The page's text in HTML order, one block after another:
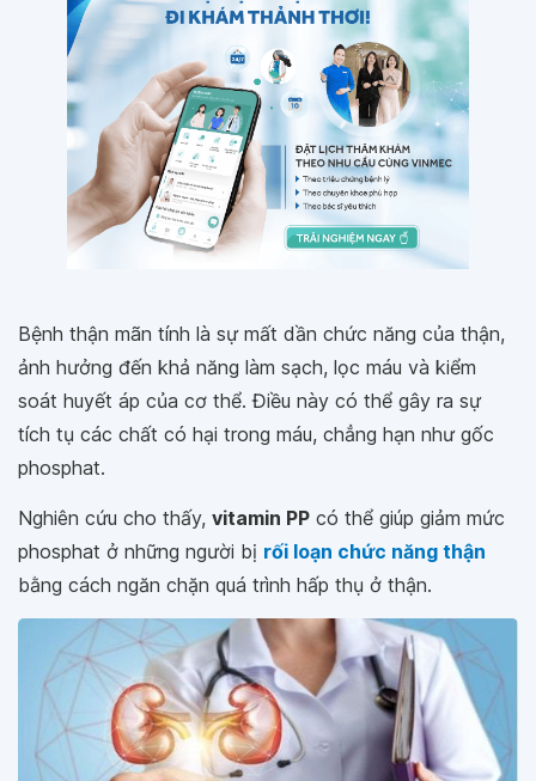
Bệnh thận mãn tính là sự mất dần chức năng của thận,
ảnh hưởng đến khả năng làm sạch, lọc máu và kiểm
soát huyết áp của cơ thể. Điều này có thể gây ra sự
tích tụ các chất có hại trong máu, chẳng hạn như gốc
phosphat.
Nghiên cứu cho thấy, vitamin PP có thể giúp giảm mức
phosphat ở những người bị rối loạn chức năng thận
bằng cách ngăn chặn quá trình hấp thụ ở thận.